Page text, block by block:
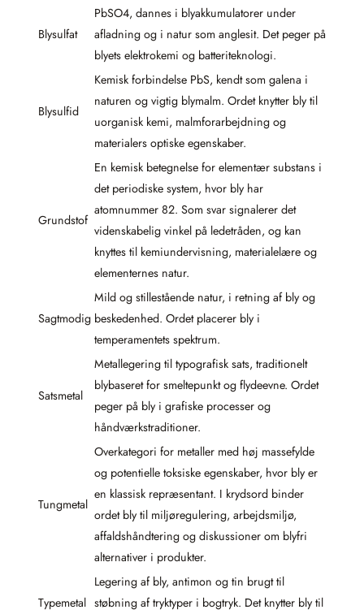
Blysulfat
PbSO4, dannes i blyakkumulatorer under
afladning og i natur som anglesit. Det peger på
blyets elektrokemi og batteriteknologi.
Blysulfid
Kemisk forbindelse PbS, kendt som galena i
naturen og vigtig blymalm. Ordet knytter bly til
uorganisk kemi, malmforarbejdning og
materialers optiske egenskaber.
Grundstof
En kemisk betegnelse for elementær substans i
det periodiske system, hvor bly har
atomnummer 82. Som svar signalerer det
videnskabelig vinkel på ledetråden, og kan
knyttes til kemiundervisning, materialelære og
elementernes natur.
Sagtmodig
Mild og stillestående natur, i retning af bly og
beskedenhed. Ordet placerer bly i
temperamentets spektrum.
Satsmetal
Metallegering til typografisk sats, traditionelt
blybaseret for smeltepunkt og flydeevne. Ordet
peger på bly i grafiske processer og
håndværkstraditioner.
Tungmetal
Overkategori for metaller med høj massefylde
og potentielle toksiske egenskaber, hvor bly er
en klassisk repræsentant. I krydsord binder
ordet bly til miljøregulering, arbejdsmiljø,
affaldshåndtering og diskussioner om blyfri
alternativer i produkter.
Typemetal
Legering af bly, antimon og tin brugt til
støbning af tryktyper i bogtryk. Det knytter bly til